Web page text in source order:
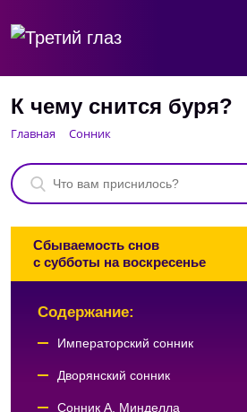
К чему снится буря?
Главная Сонник
Сбываемость снов
с субботы на воскресенье
Содержание:
Императорский сонник
Дворянский сонник
Сонник А. Минделла